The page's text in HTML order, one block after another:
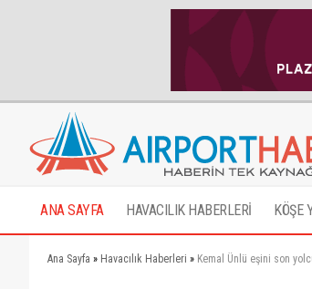
ANA SAYFA HAVACILIK HABERLERİ KÖŞE
Ana Sayfa » Havacılık Haberleri » Kemal Ünlü eşini son